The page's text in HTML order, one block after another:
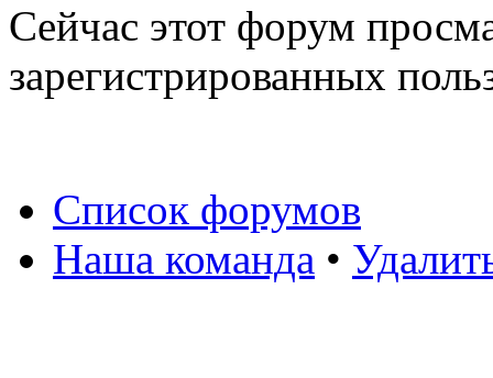
Сейчас этот форум
зарегистрированных
Список форумов
Наша команда •